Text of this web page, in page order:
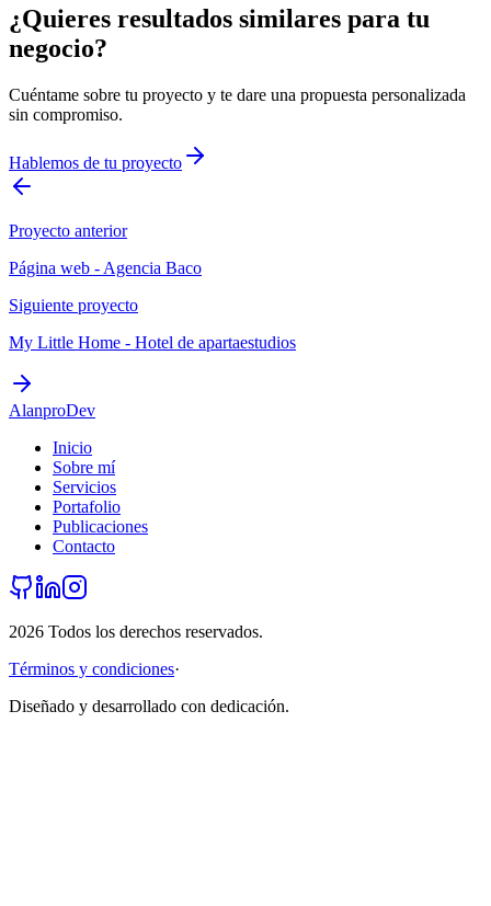
¿Quieres resultados similares para tu
negocio?
Cuéntame sobre tu proyecto y te dare una propuesta personalizada
sin compromiso.
Hablemos de tu proyecto
Proyecto anterior
Página web - Agencia Baco
Siguiente proyecto
My Little Home - Hotel de apartaestudios
AlanproDev
Inicio
Sobre mí
Servicios
Portafolio
Publicaciones
Contacto
2026 Todos los derechos reservados.
Términos y condiciones·
Diseñado y desarrollado con dedicación.